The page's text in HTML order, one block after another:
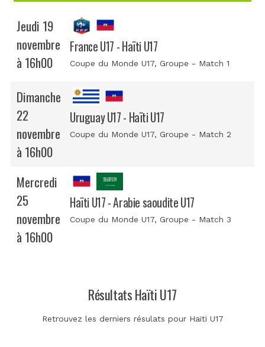
Jeudi 19
novembre
à 16h00
France U17 - Haïti U17
Coupe du Monde U17, Groupe - Match 1
Dimanche
22
novembre
à 16h00
Uruguay U17 - Haïti U17
Coupe du Monde U17, Groupe - Match 2
Mercredi
25
novembre
à 16h00
Haïti U17 - Arabie saoudite U17
Coupe du Monde U17, Groupe - Match 3
Résultats Haïti U17
Retrouvez les derniers résulats pour Haïti U17